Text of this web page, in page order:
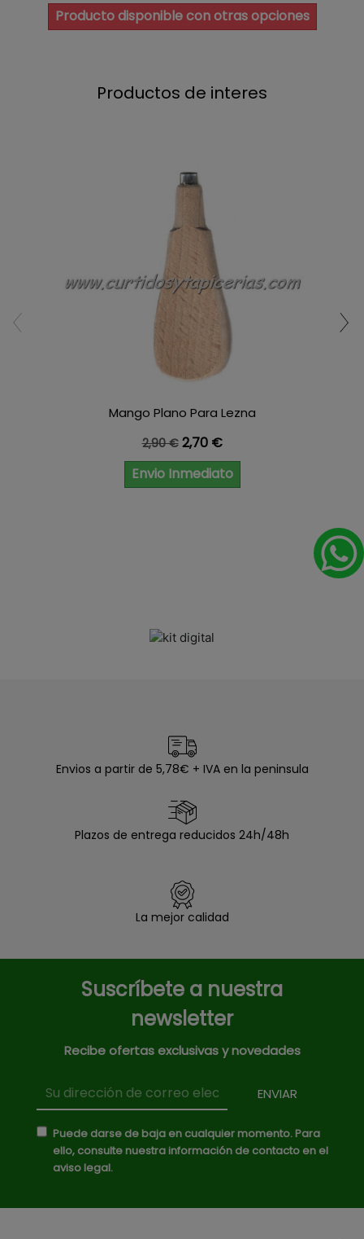
Producto disponible con otras opciones
Productos de interes
Mango Plano Para Lezna
Precio base
2,90 € Precio
2,70 €
Envio Inmediato
Envios a partir de 5,78€ + IVA en la peninsula
Plazos de entrega reducidos 24h/48h
La mejor calidad
Suscríbete a nuestra
newsletter
Recibe ofertas exclusivas y novedades
Puede darse de baja en cualquier momento. Para
ello, consulte nuestra información de contacto en el
aviso legal.